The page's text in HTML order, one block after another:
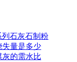
石灰石制粉
失量是多少
灰的需水比